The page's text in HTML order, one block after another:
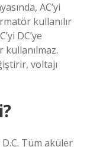
AC’yi
kullanılır
DC’ye
voltajı
D.C. Tüm aküler